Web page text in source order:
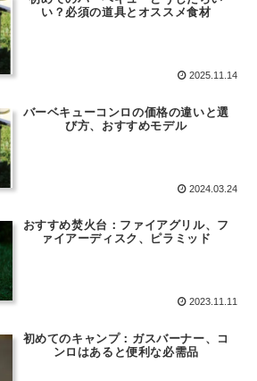
い？必須の道具とオススメ食材
2025.11.14
バーベキューコンロの価格の違いと選
び方、おすすめモデル
2024.03.24
おすすめ焚火台：ファイアグリル、フ
ァイアーディスク、ピラミッド
2023.11.11
初めてのキャンプ：ガスバーナー、コ
ンロはあると便利な必需品